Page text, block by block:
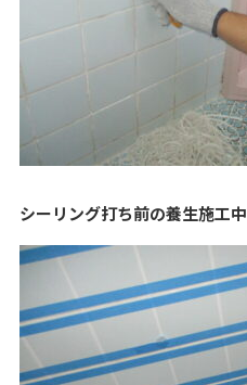
シーリング打ち前の養生施工中